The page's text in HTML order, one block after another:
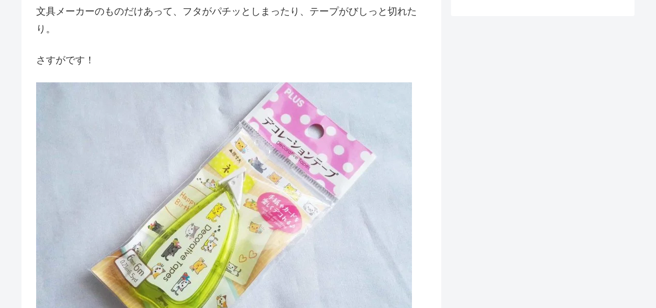
文具メーカーのものだけあって、フタがパチッとしまったり、テープがびしっと切れた
り。
さすがです！